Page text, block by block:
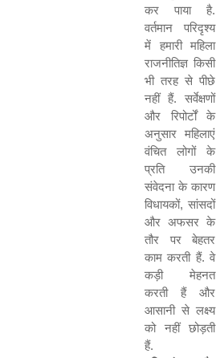
कर पाया है.
वर्तमान परिदृश्य
में हमारी महिला
राजनीतिज्ञ किसी
भी तरह से पीछे
नहीं हैं. सर्वेक्षणों
और रिपोर्टों के
अनुसार महिलाएं
वंचित लोगों के
प्रति उनकी
संवेदना के कारण
विधायकों, सांसदों
और अफसर के
तौर पर बेहतर
काम करती हैं. वे
कड़ी मेहनत
करती हैं और
आसानी से लक्ष्य
को नहीं छोड़ती
हैं.